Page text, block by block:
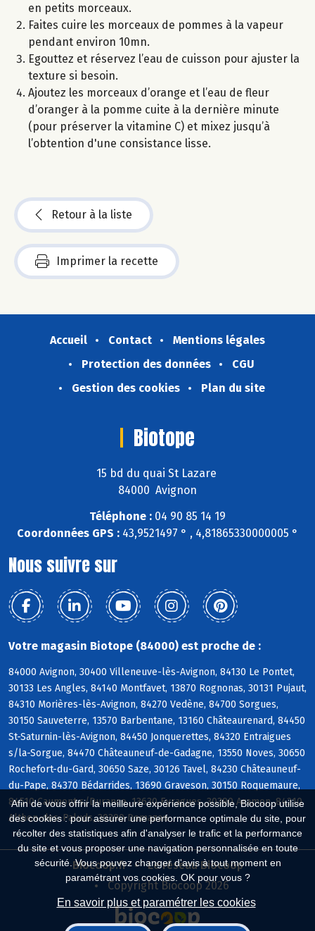
Afin de vous offrir la meilleure expérience possible, Biocoop utilise
des cookies : pour assurer une performance optimale du site, pour
récolter des statistiques afin d'analyser le trafic et la performance
du site et vous proposer une navigation personnalisée en toute
sécurité. Vous pouvez changer d'avis à tout moment en
paramétrant vos cookies. OK pour vous ?
En savoir plus et paramétrer les cookies
en petits morceaux.
Faites cuire les morceaux de pommes à la vapeur
pendant environ 10mn.
Egouttez et réservez l’eau de cuisson pour ajuster la
texture si besoin.
Ajoutez les morceaux d’orange et l’eau de fleur
d’oranger à la pomme cuite à la dernière minute
(pour préserver la vitamine C) et mixez jusqu’à
l’obtention d'une consistance lisse.
Retour à la liste
Imprimer la recette
Accueil Contact
Mentions légales
Protection des données
CGU
Gestion des cookies
Plan du site
Biotope
15 bd du quai St Lazare
84000 Avignon
Téléphone : 04 90 85 14 19
Coordonnées GPS : 43,9521497 ° , 4,81865330000005 °
Nous suivre sur
Votre magasin Biotope (84000) est proche de :
84000 Avignon, 30400 Villeneuve-lès-Avignon, 84130 Le Pontet,
30133 Les Angles, 84140 Montfavet, 13870 Rognonas, 30131 Pujaut,
84310 Morières-lès-Avignon, 84270 Vedène, 84700 Sorgues,
30150 Sauveterre, 13570 Barbentane, 13160 Châteaurenard, 84450
St-Saturnin-lès-Avignon, 84450 Jonquerettes, 84320 Entraigues
s/la-Sorgue, 84470 Châteauneuf-de-Gadagne, 13550 Noves, 30650
Rochefort-du-Gard, 30650 Saze, 30126 Tavel, 84230 Châteauneuf-
du-Pape, 84370 Bédarrides, 13690 Graveson, 30150 Roquemaure,
84510 Caumont s/Durance, 13630 Eyragues, 30390 Aramon, 84210
Althen-des-Paluds, 30390 Domazan
Biocoop.fr
Le réseau Biocoop
Copyright Biocoop 2026